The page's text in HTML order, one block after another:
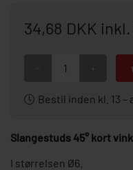
34,68 DKK
Bestil inden kl. 13 –
Slangestuds 45° kort
I størrelsen Ø6.